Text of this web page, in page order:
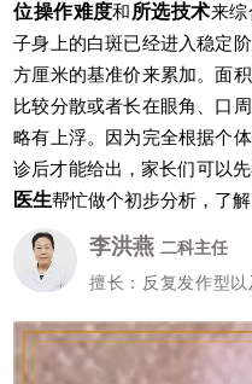
位操作难度和所选技术来综
子身上的白斑已经进入稳定
方厘米的基准价来累加。面
比较分散或者长在眼角、口
略有上浮。因为完全根据个
诊后才能给出，家长们可以
医生帮忙做个初步分析，了解
高霞 七科主任
擅长：女性/颜面型白